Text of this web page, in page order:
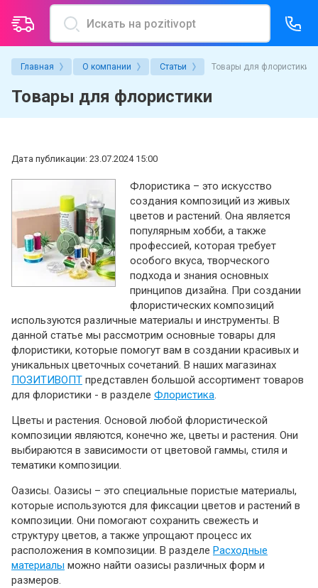
О компании
Политика конфиденциальности
Условия гарантии и возврата товаров
Производители
Акции
Вопросы и ответы
Статьи
Услуги магазина
Надув воздушных шаров
Индивидуальные надписи
Аренда гелиевых баллонов
Печать на шарах
Главная О компании Статьи Товары для флористики
Товары для флористики
Дата публикации: 23.07.2024 15:00
Флористика – это искусство
создания композиций из живых
цветов и растений. Она является
популярным хобби, а также
профессией, которая требует
особого вкуса, творческого
подхода и знания основных
принципов дизайна. При создании
флористических композиций
используются различные материалы и инструменты. В
данной статье мы рассмотрим основные товары для
флористики, которые помогут вам в создании красивых и
уникальных цветочных сочетаний. В наших магазинах
ПОЗИТИВОПТ представлен большой ассортимент товаров
для флористики - в разделе Флористика.
Цветы и растения. Основой любой флористической
композиции являются, конечно же, цветы и растения. Они
выбираются в зависимости от цветовой гаммы, стиля и
тематики композиции.
Оазисы. Оазисы – это специальные пористые материалы,
которые используются для фиксации цветов и растений в
композиции. Они помогают сохранить свежесть и
структуру цветов, а также упрощают процесс их
расположения в композиции. В разделе Расходные
материалы можно найти оазисы различных форм и
размеров.